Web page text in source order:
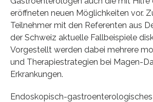
eröffneten neuen Möglichkeiten vor.
Teilnehmer mit den Referenten aus
der Schweiz aktuelle Fallbeispiele
Vorgestellt werden dabei mehrere
und Therapiestrategien bei Magen-
Erkrankungen.
Endoskopisch-